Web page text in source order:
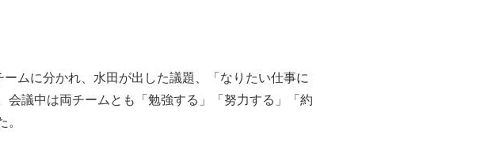
ムに分かれ、水田が出した議題、「なりたい仕事に
議中は両チームとも「勉強する」「努力する」「約